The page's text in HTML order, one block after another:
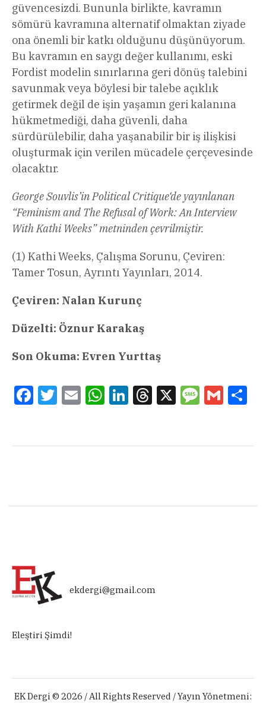
güvencesizdi. Bununla birlikte, kavramın
sömürü kavramına alternatif olmaktan ziyade
ona önemli bir katkı olduğunu düşünüyorum.
Bu kavramın en saygı değer kullanımı, eski
Fordist modelin sınırlarına geri dönüş talebini
savunmak veya böylesi bir talebe açıklık
getirmek değil de işin yaşamın geri kalanına
hükmetmediği, daha güvenli, daha
sürdürülebilir, daha yaşanabilir bir iş ilişkisi
oluşturmak için verilen mücadele çerçevesinde
olacaktır.
George Souvlis’in Political Critique‘de yayınlanan
“Feminism and The Refusal of Work: An Interview
With Kathi Weeks” metninden çevrilmiştir.
(1) Kathi Weeks, Çalışma Sorunu, Çeviren:
Tamer Tosun, Ayrıntı Yayınları, 2014.
Çeviren: Nalan Kurunç
Düzelti: Öznur Karakaş
Son Okuma: Evren Yurttaş
FacebookTwitterEmail WhatsAppLinkedInThreads
X Message
Gmail
ekdergi@gmail.com
Eleştiri Şimdi!
EK Dergi © 2026 / All Rights Reserved / Yayın Yönetmeni: